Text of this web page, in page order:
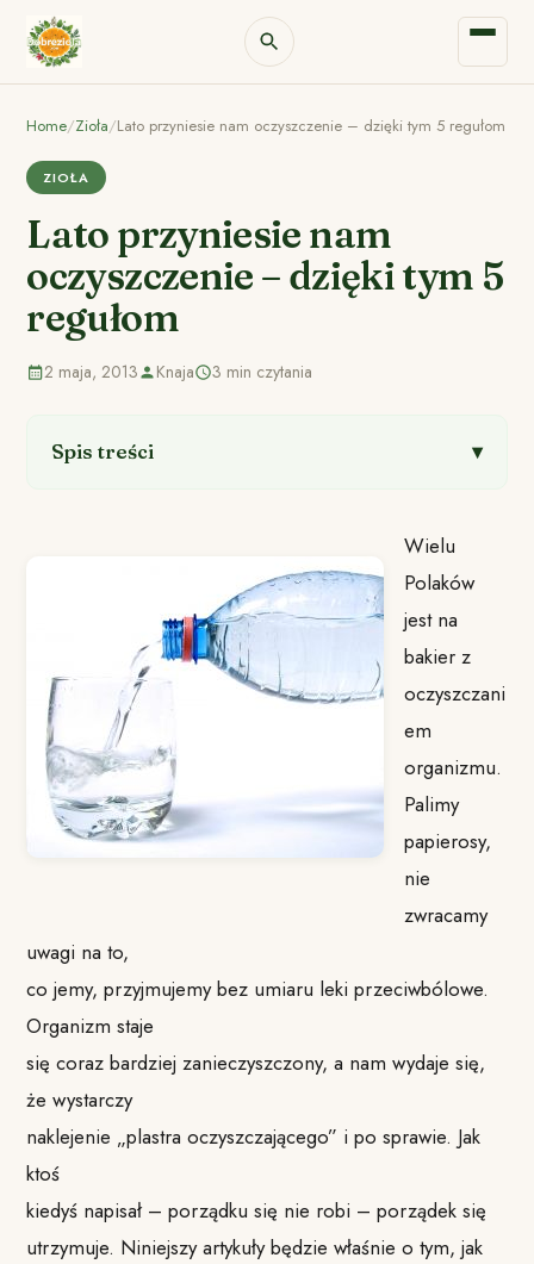
Home/Zioła/Lato przyniesie nam oczyszczenie – dzięki tym 5 regułom
ZIOŁA
Lato przyniesie nam
oczyszczenie – dzięki tym 5
regułom
2 maja, 2013 Knaja 3 min czytania
Spis treści
Wielu
Polaków
jest na
bakier z
oczyszczani
em
organizmu.
Palimy
papierosy,
nie
zwracamy
uwagi na to,
co jemy, przyjmujemy bez umiaru leki przeciwbólowe.
Organizm staje
się coraz bardziej zanieczyszczony, a nam wydaje się,
że wystarczy
naklejenie „plastra oczyszczającego” i po sprawie. Jak
ktoś
kiedyś napisał – porządku się nie robi – porządek się
utrzymuje. Niniejszy artykuły będzie właśnie o tym, jak